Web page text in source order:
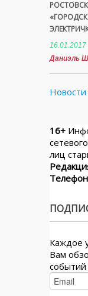
16.01.2017
Даниэль
16+
лиц
Каждое
Вам
событий